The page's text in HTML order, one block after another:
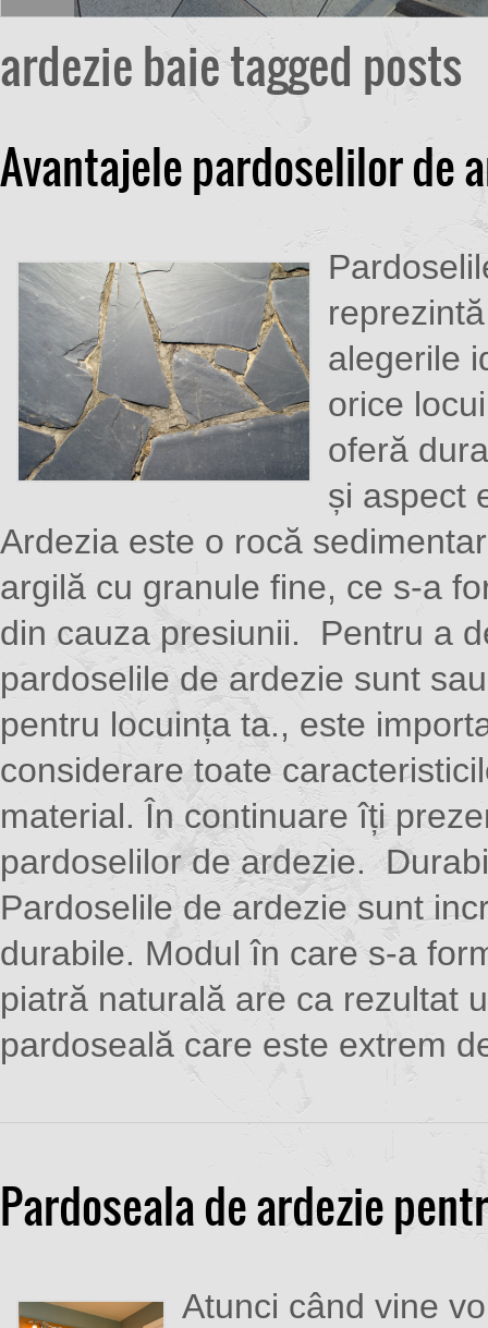
ardezie baie tagged posts
Avantajele pardoselilor de
alegerile
orice
oferă
și aspect
Ardezia este o rocă
argilă cu granule fine, ce s-a
din cauza presiunii. Pentru a
pardoselile de ardezie sunt
pentru locuința ta., este
considerare toate
material. În continuare îți
pardoselilor de ardezie.
Pardoselile de ardezie sunt
durabile. Modul în care s-a
piatră naturală are ca rezultat
pardoseală care este extrem
Pardoseala de ardezie
Atunci când vine